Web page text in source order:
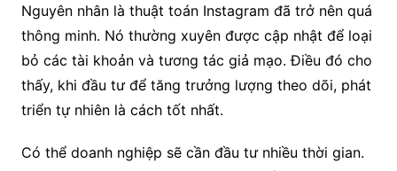
Nguyên nhân là thuật toán Instagram đã trở nên quá
thông minh. Nó thường xuyên được cập nhật để loại
bỏ các tài khoản và tương tác giả mạo. Điều đó cho
thấy, khi đầu tư để tăng trưởng lượng theo dõi, phát
triển tự nhiên là cách tốt nhất.
Có thể doanh nghiệp sẽ cần đầu tư nhiều thời gian.